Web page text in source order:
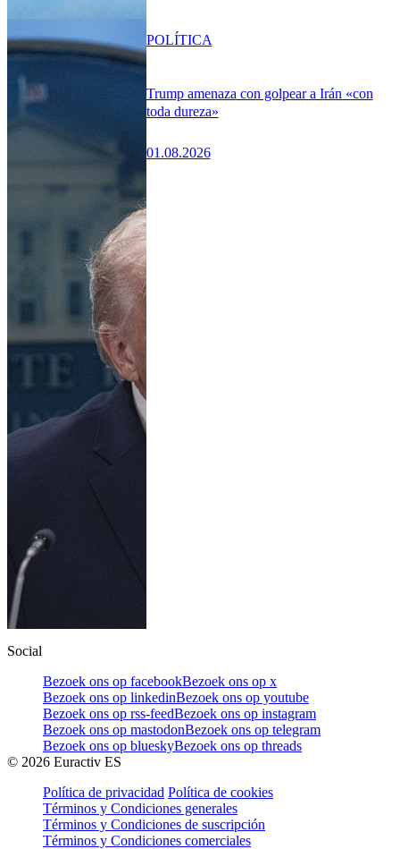
Trump amenaza con golpear a Irán «con
toda dureza»
01.08.2026
POLÍTICA
Social
Bezoek ons op facebookBezoek ons op x
Bezoek ons op linkedinBezoek ons op youtube
Bezoek ons op rss-feedBezoek ons op instagram
Bezoek ons op mastodonBezoek ons op telegram
Bezoek ons op blueskyBezoek ons op threads
© 2026 Euractiv ES
Política de privacidad Política de cookies
Términos y Condiciones generales
Términos y Condiciones de suscripción
Términos y Condiciones comerciales